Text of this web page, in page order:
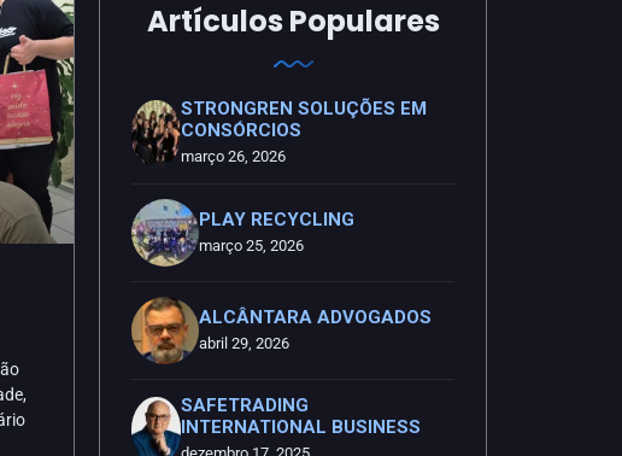
Artículos Populares
STRONGREN SOLUÇÕES EM
CONSÓRCIOS
março 26, 2026
PLAY RECYCLING
março 25, 2026
ALCÂNTARA ADVOGADOS
abril 29, 2026
SAFETRADING
INTERNATIONAL BUSINESS